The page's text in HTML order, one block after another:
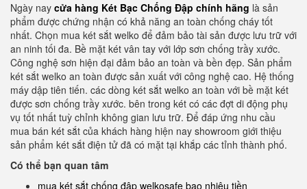
Ngày nay cửa hàng Két Bạc Chống Đập chính hãng là sản
phẩm được chứng nhận có khả năng an toàn chống cháy tốt
nhất. Chọn mua két sắt welko để đảm bảo tài sản được lưu trữ với
an ninh tối đa. Bề mặt két vân tay với lớp sơn chống trầy xước.
Công nghệ sơn hiện đại đảm bảo an toàn và bền đẹp. Sản phẩm
két sắt welko an toàn được sản xuất với công nghệ cao. Hệ thống
máy dập tiên tiến. các dòng két sắt welko an toàn với bề mặt két
được sơn chống trầy xước. bên trong két có các đợt di động phụ
vụ tốt nhất tuỳ chỉnh không gian lưu trữ. Để đáp ứng nhu cầu
mua bán két sắt của khách hàng hiện nay showroom giới thiệu
sản phẩm két sắt điện tử đã có mặt tại khắp các tỉnh thành phố.
Có thể bạn quan tâm
mua két sắt chống đập welkosafe bao nhiêu tiền